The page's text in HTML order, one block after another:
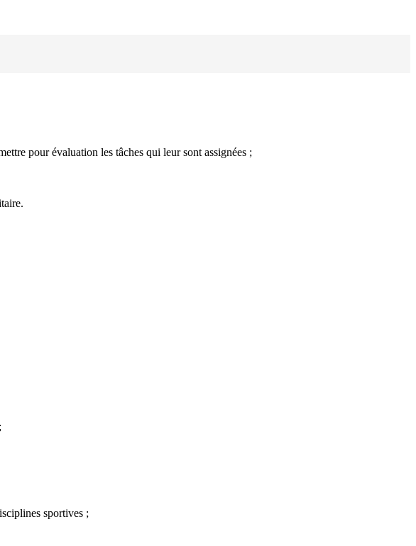
pour évaluation les tâches qui leur sont assignées ;
sportives ;